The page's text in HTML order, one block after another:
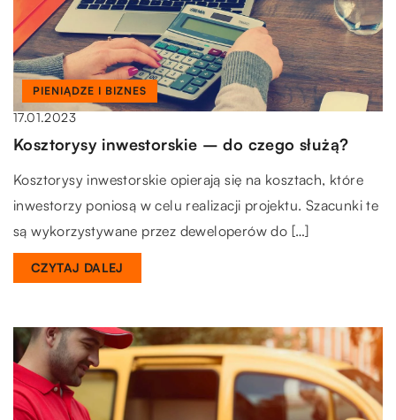
PIENIĄDZE I BIZNES
17.01.2023
Kosztorysy inwestorskie – do czego służą?
Kosztorysy inwestorskie opierają się na kosztach, które
inwestorzy poniosą w celu realizacji projektu. Szacunki te
są wykorzystywane przez deweloperów do […]
CZYTAJ DALEJ